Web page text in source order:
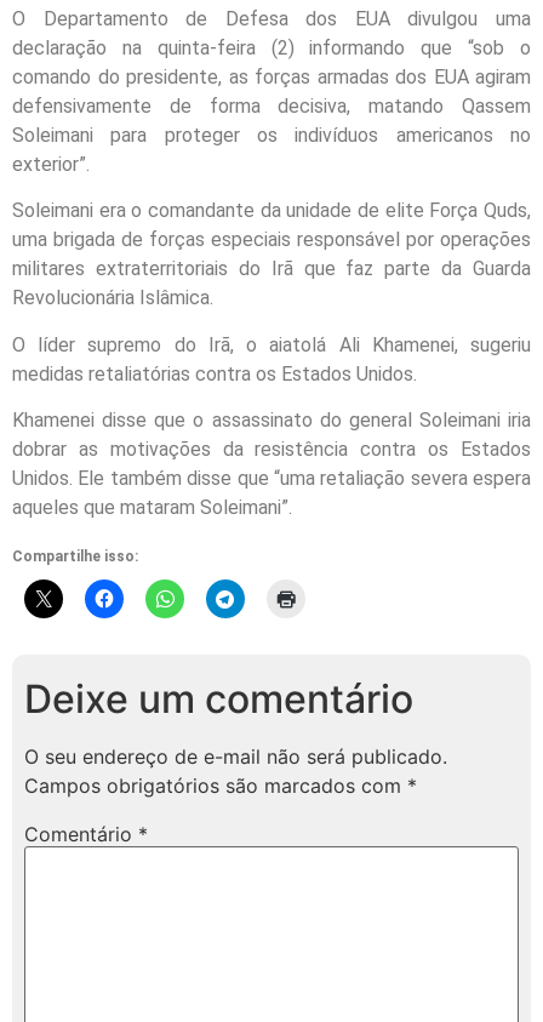
O Departamento de Defesa dos EUA divulgou uma
declaração na quinta-feira (2) informando que “sob o
comando do presidente, as forças armadas dos EUA agiram
defensivamente de forma decisiva, matando Qassem
Soleimani para proteger os indivíduos americanos no
exterior”.
Soleimani era o comandante da unidade de elite Força Quds,
uma brigada de forças especiais responsável por operações
militares extraterritoriais do Irã que faz parte da Guarda
Revolucionária Islâmica.
O líder supremo do Irã, o aiatolá Ali Khamenei, sugeriu
medidas retaliatórias contra os Estados Unidos.
Khamenei disse que o assassinato do general Soleimani iria
dobrar as motivações da resistência contra os Estados
Unidos. Ele também disse que “uma retaliação severa espera
aqueles que mataram Soleimani”.
Compartilhe isso:
Deixe um comentário
O seu endereço de e-mail não será publicado.
Campos obrigatórios são marcados com *
Comentário *